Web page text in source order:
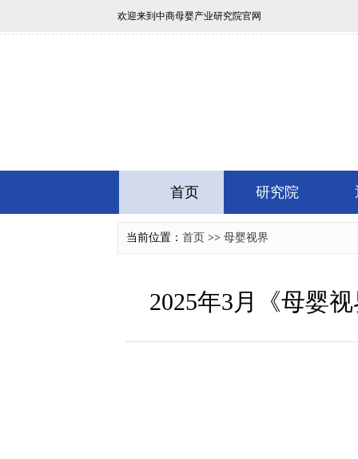
欢迎来到中商母婴产业研究院官网
首页 研究院
当前位置： 首页 >> 母婴视界
2025年3月《母婴